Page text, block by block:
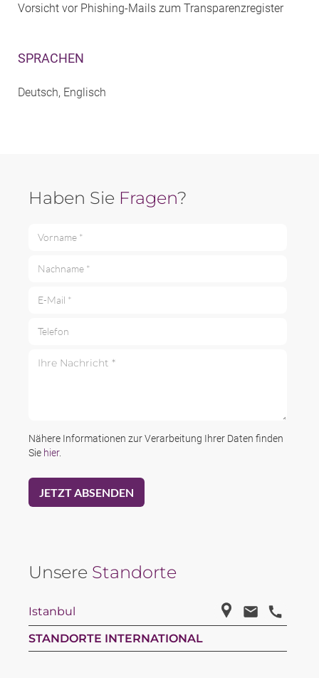
Vorsicht vor Phishing-Mails zum Transparenzregister
SPRACHEN
Deutsch, Englisch
Haben Sie Fragen?
Nähere Informationen zur Verarbeitung Ihrer Daten finden
Sie hier.
Unsere Standorte
Istanbul
STANDORTE INTERNATIONAL